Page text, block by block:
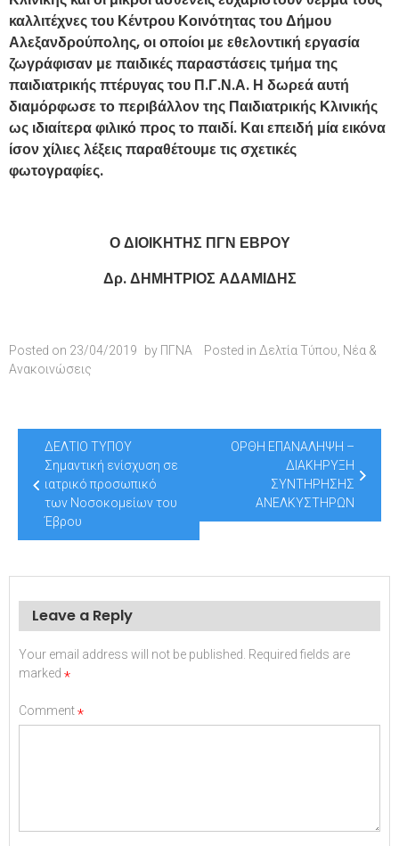
καλλιτέχνες του Κέντρου Κοινότητας του Δήμου
Αλεξανδρούπολης, οι οποίοι με εθελοντική εργασία
ζωγράφισαν με παιδικές παραστάσεις τμήμα της
παιδιατρικής πτέρυγας του Π.Γ.Ν.Α. Η δωρεά αυτή
διαμόρφωσε το περιβάλλον της Παιδιατρικής Κλινικής
ως ιδιαίτερα φιλικό προς το παιδί. Και επειδή μία εικόνα
ίσον χίλιες λέξεις παραθέτουμε τις σχετικές
φωτογραφίες.
Ο ΔΙΟΙΚΗΤΗΣ ΠΓΝ ΕΒΡΟΥ
Δρ. ΔΗΜΗΤΡΙΟΣ ΑΔΑΜΙΔΗΣ
Posted on 23/04/2019 by ΠΓΝΑ Posted in Δελτία Τύπου, Νέα &
Ανακοινώσεις
Post
navigation
ΔΕΛΤΙΟ ΤΥΠΟΥ
Σημαντική ενίσχυση σε
ιατρικό προσωπικό
των Νοσοκομείων του
Έβρου
ΟΡΘΗ ΕΠΑΝΑΛΗΨΗ –
ΔΙΑΚΗΡΥΞΗ
ΣΥΝΤΗΡΗΣΗΣ
ΑΝΕΛΚΥΣΤΗΡΩΝ
Leave a Reply
Your email address will not be published.
Required fields are
marked *
Comment*